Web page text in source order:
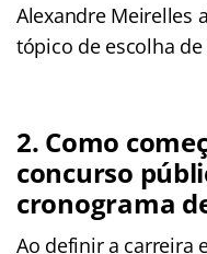
Alexandre Meirelles
tópico de escolha
2. Como
concurso
cronograma
Ao definir a carreira